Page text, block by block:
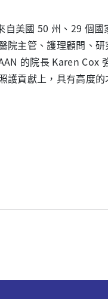
自美國 50 州、29 個
院主管、護理顧問、
的院長 Karen Cox
護貢獻上，具有高度的